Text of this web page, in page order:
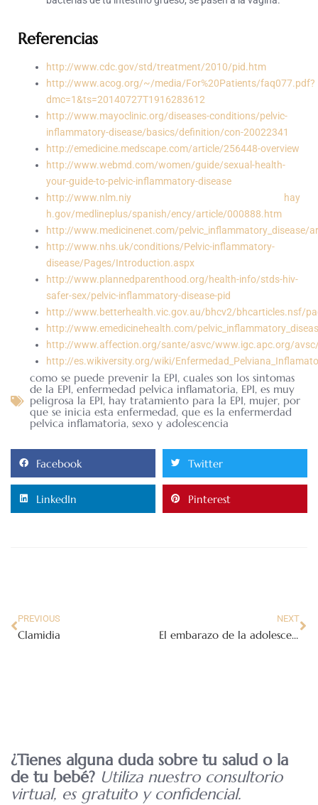
Referencias
http://www.cdc.gov/std/treatment/2010/pid.htm
http://www.acog.org/~/media/For%20Patients/faq077.pdf?
dmc=1&ts=20140727T1916283612
http://www.mayoclinic.org/diseases-conditions/pelvic-
inflammatory-disease/basics/definition/con-20022341
http://emedicine.medscape.com/article/256448-overview
http://www.webmd.com/women/guide/sexual-health-
your-guide-to-pelvic-inflammatory-disease
http://www.nlm.niy hay
h.gov/medlineplus/spanish/ency/article/000888.htm
http://www.medicinenet.com/pelvic_inflammatory_disease/
http://www.nhs.uk/conditions/Pelvic-inflammatory-
disease/Pages/Introduction.aspx
http://www.plannedparenthood.org/health-info/stds-hiv-
safer-sex/pelvic-inflammatory-disease-pid
http://www.betterhealth.vic.gov.au/bhcv2/bhcarticles.nsf/
http://www.emedicinehealth.com/
http://www.affection.org/sante/asvc/www.igc.apc.org/
http://es.wikiversity.org/wiki/
como se puede prevenir la EPI, cuales son los sintomas
de la EPI, enfermedad pelvica inflamatoria, EPI, es muy
peligrosa la EPI, hay tratamiento para la EPI, mujer, por
que se inicia esta enfermedad, que es la enfermerdad
pelvica inflamatoria, sexo y adolescencia
Facebook Twitter
LinkedIn Pinterest
PREVIOUS
Clamidia
NEXT
El embarazo de la adolescente y los problemas familiares
¿Tienes alguna duda sobre tu salud o la
de tu bebé? Utiliza nuestro consultorio
virtual, es gratuito y confidencial.